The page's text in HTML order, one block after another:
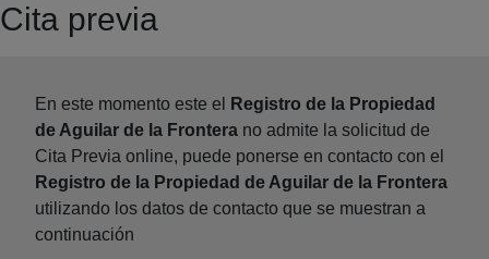
Cita previa
En este momento este el
Registro de la Propiedad
de Aguilar de la Frontera no admite la solicitud de
Cita Previa online, puede ponerse en contacto con el
Registro de la Propiedad de Aguilar de la Frontera
utilizando los datos de contacto que se muestran a
continuación